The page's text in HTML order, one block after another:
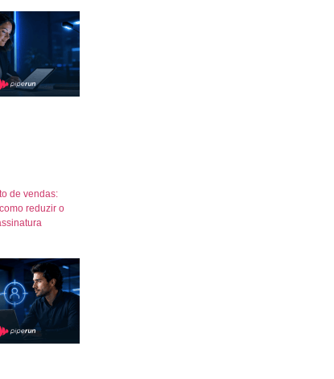
de vendas:
reduzir o